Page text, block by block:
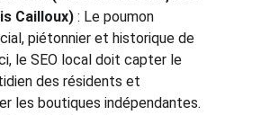
Cailloux) : Le poumon
piétonnier et historique de
le SEO local doit capter le
des résidents et
les boutiques indépendantes.